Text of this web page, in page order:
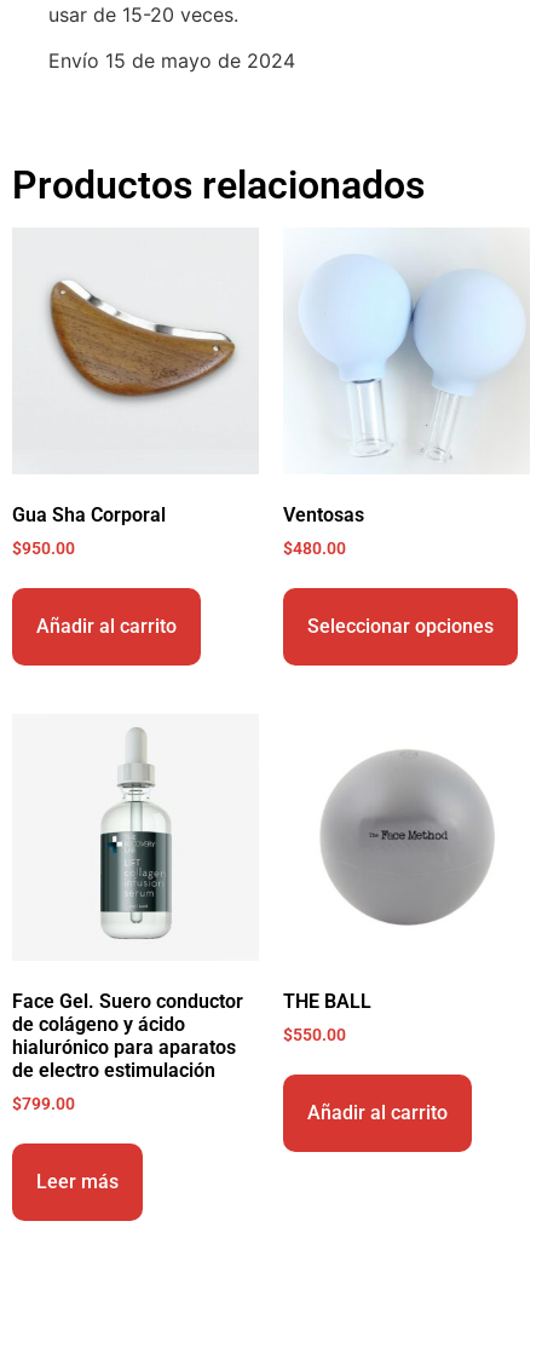
usar de 15-20 veces.
Envío 15 de mayo de 2024
Productos relacionados
Gua Sha Corporal
$950.00
Añadir al carrito
Ventosas
$480.00
Seleccionar opciones
Face Gel. Suero conductor
de colágeno y ácido
hialurónico para aparatos
de electro estimulación
$799.00
Leer más
THE BALL
$550.00
Añadir al carrito